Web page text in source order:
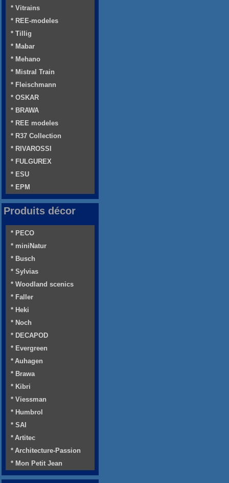
* Vitrains
* REE-modeles
* Tillig
* Mabar
* Mehano
* Mistral Train
* Fleischmann
* OSKAR
* BRAWA
* REE modeles
* R37 Collection
* RIVAROSSI
* FULGUREX
* ESU
* EPM
Produits décor
* PECO
* miniNatur
* Busch
* Sylvias
* Woodland scenics
* Faller
* Heki
* Noch
* DECAPOD
* Evergreen
* Auhagen
* Brawa
* Kibri
* Viessman
* Humbrol
* SAI
* Artitec
* Architecture-Passion
* Mon Petit Jean